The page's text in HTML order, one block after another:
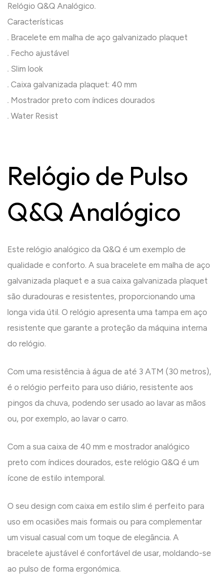
Relógio Q&Q Analógico.
Características
. Bracelete em malha de aço galvanizado plaquet
. Fecho ajustável
. Slim look
. Caixa galvanizada plaquet: 40 mm
. Mostrador preto com índices dourados
. Water Resist
Relógio de Pulso
Q&Q Analógico
Este relógio analógico da Q&Q é um exemplo de
qualidade e conforto. A sua bracelete em malha de aço
galvanizada plaquet e a sua caixa galvanizada plaquet
são duradouras e resistentes, proporcionando uma
longa vida útil. O relógio apresenta uma tampa em aço
resistente que garante a proteção da máquina interna
do relógio.
Com uma resistência à água de até 3 ATM (30 metros),
é o relógio perfeito para uso diário, resistente aos
pingos da chuva, podendo ser usado ao lavar as mãos
ou, por exemplo, ao lavar o carro.
Com a sua caixa de 40 mm e mostrador analógico
preto com índices dourados, este relógio Q&Q é um
ícone de estilo intemporal.
O seu design com caixa em estilo slim é perfeito para
uso em ocasiões mais formais ou para complementar
um visual casual com um toque de elegância. A
bracelete ajustável é confortável de usar, moldando-se
ao pulso de forma ergonómica.